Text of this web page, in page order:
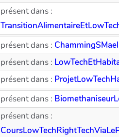
présent dans :
présent dans : ChammingSMael
présent dans :
présent dans :
présent dans :
présent dans :